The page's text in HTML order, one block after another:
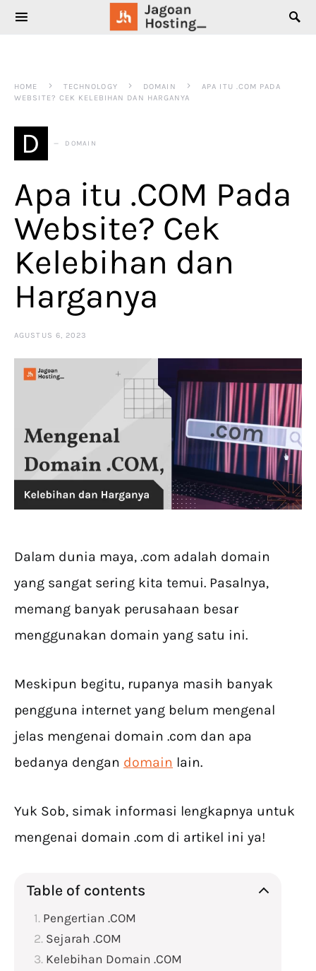
SEARCH FOR:
HOME TECHNOLOGY DOMAIN
APA ITU .COM PADA
WEBSITE? CEK KELEBIHAN DAN HARGANYA
D DOMAIN
Apa itu .COM Pada
Website? Cek
Kelebihan dan
Harganya
AGUSTUS 6, 2023
Dalam dunia maya, .com adalah domain
yang sangat sering kita temui. Pasalnya,
memang banyak perusahaan besar
menggunakan domain yang satu ini.
Meskipun begitu, rupanya masih banyak
pengguna internet yang belum mengenal
jelas mengenai domain .com dan apa
bedanya dengan domain lain.
Yuk Sob, simak informasi lengkapnya untuk
mengenai domain .com di artikel ini ya!
Table of contents
Pengertian .COM
Sejarah .COM
Kelebihan Domain .COM